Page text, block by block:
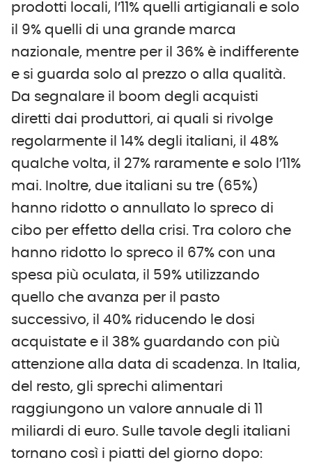
prodotti locali, l’11% quelli artigianali e solo
il 9% quelli di una grande marca
nazionale, mentre per il 36% è indifferente
e si guarda solo al prezzo o alla qualità.
Da segnalare il boom degli acquisti
diretti dai produttori, ai quali si rivolge
regolarmente il 14% degli italiani, il 48%
qualche volta, il 27% raramente e solo l’11%
mai. Inoltre, due italiani su tre (65%)
hanno ridotto o annullato lo spreco di
cibo per effetto della crisi. Tra coloro che
hanno ridotto lo spreco il 67% con una
spesa più oculata, il 59% utilizzando
quello che avanza per il pasto
successivo, il 40% riducendo le dosi
acquistate e il 38% guardando con più
attenzione alla data di scadenza. In Italia,
del resto, gli sprechi alimentari
raggiungono un valore annuale di 11
miliardi di euro. Sulle tavole degli italiani
tornano così i piatti del giorno dopo: